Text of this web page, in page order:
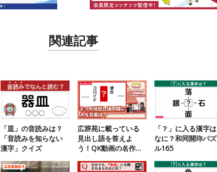
関連記事
「皿」の音読みは？
「音読みを知らない
漢字」クイズ
広辞苑に載っている
見出し語を答えよ
う！QK動画の名作ク
「？」に入る漢字は
なに？和同開珎パズ
ル165